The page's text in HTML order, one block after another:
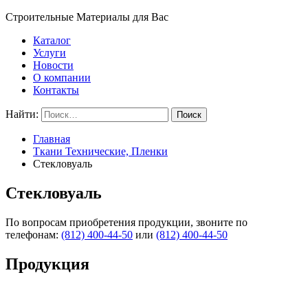
Строительные Материалы для Вас
Каталог
Услуги
Новости
О компании
Контакты
Найти:
Главная
Ткани Технические, Пленки
Стекловуаль
Стекловуаль
По вопросам приобретения продукции, звоните по
телефонам: (812) 400-44-50 или (812) 400-44-50
Продукция